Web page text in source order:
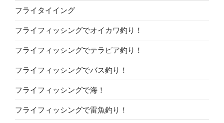
フライタイイング
フライフィッシングでオイカワ釣り！
フライフィッシングでテラピア釣り！
フライフィッシングでバス釣り！
フライフィッシングで海！
フライフィッシングで雷魚釣り！